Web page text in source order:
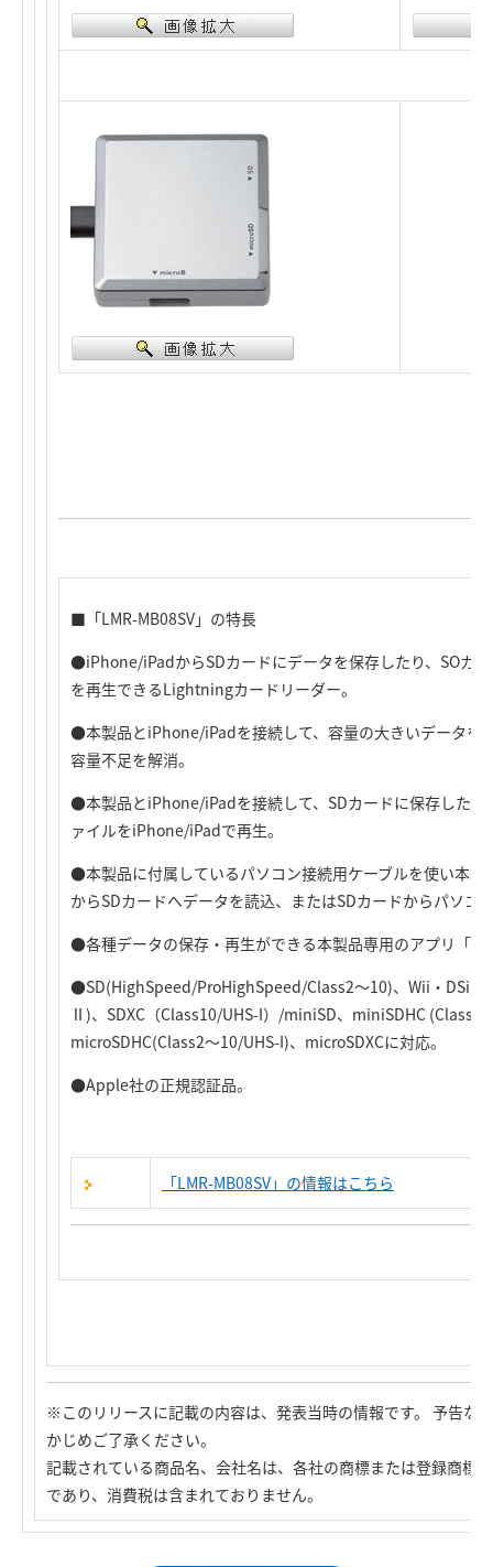
■「LMR-MB08SV」の特長
●iPhone/iPadからSDカードにデータを保存したり、SOカ
を再生できるLightningカードリーダー。
●本製品とiPhone/iPadを接続して、容量の大きいデータを
容量不足を解消。
●本製品とiPhone/iPadを接続して、SDカードに保存した写
ァイルをiPhone/iPadで再生。
●本製品に付属しているパソコン接続用ケーブルを使い本製
からSDカードへデータを読込、またはSDカードからパソコ
●各種データの保存・再生ができる本製品専用のアプリ「i
●SD(HighSpeed/ProHighSpeed/Class2～10)、Wii・DSi用
Ⅱ)、SDXC（Class10/UHS-I）/miniSD、miniSDHC
microSDHC(Class2～10/UHS-I)、microSDXCに対応。
●Apple社の正規認証品。
「LMR-MB08SV」の情報はこちら
※このリリースに記載の内容は、発表当時の情報です。 予告な
かじめご了承ください。
記載されている商品名、会社名は、各社の商標または登録商標
であり、消費税は含まれておりません。